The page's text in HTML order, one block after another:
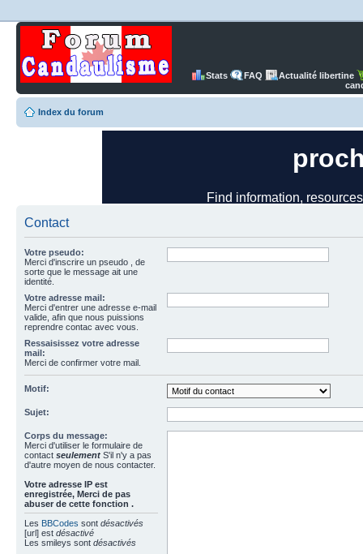
Stats FAQ
Actualité libertine
Index du forum
Contact
Votre pseudo:
Merci d'inscrire un pseudo , de
sorte que le message ait une
identité.
Votre adresse mail:
Merci d'entrer une adresse e-mail
valide, afin que nous puissions
reprendre contac avec vous.
Ressaisissez votre adresse
mail:
Merci de confirmer votre mail.
Motif:
Sujet:
Corps du message:
Merci d'utiliser le formulaire de
contact seulement S'il n'y a pas
d'autre moyen de nous contacter.
Votre adresse ΙΡ est
enregistrée, Merci de pas
abuser de cette fonction .
Les BBCodes sont désactivés
[url] est désactivé
Les smileys sont désactivés